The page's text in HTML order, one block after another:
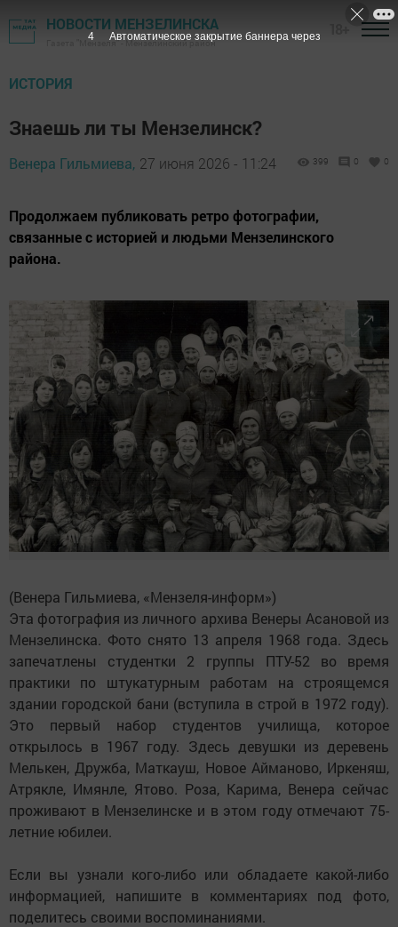
НОВОСТИ МЕНЗЕЛИНСКА
Газета "Мензеля" - Мензелинский район
ИСТОРИЯ
Знаешь ли ты Мензелинск?
Венера Гильмиева, 27 июня 2026 - 11:24 399 0 0
Продолжаем публиковать ретро фотографии,
связанные с историей и людьми Мензелинского
района.
(Венера Гильмиева, «Мензеля-информ»)
Эта фотография из личного архива Венеры Асановой из
Мензелинска. Фото снято 13 апреля 1968 года. Здесь
запечатлены студентки 2 группы ПТУ-52 во время
практики по штукатурным работам на строящемся
здании городской бани (вступила в строй в 1972 году).
Это первый набор студентов училища, которое
открылось в 1967 году. Здесь девушки из деревень
Мелькен, Дружба, Маткауш, Новое Айманово, Иркеняш,
Атрякле, Имянле, Ятово. Роза, Карима, Венера сейчас
проживают в Мензелинске и в этом году отмечают 75-
летние юбилеи.
Если вы узнали кого-либо или обладаете какой-либо
информацией, напишите в комментариях под фото,
поделитесь своими воспоминаниями.
3 Автоматическое закрытие баннера через